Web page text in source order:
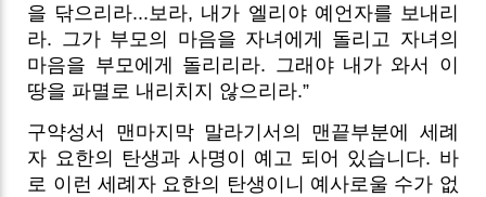
을 닦으리라...보라, 내가 엘리야 예언자를 보내리
라. 그가 부모의 마음을 자녀에게 돌리고 자녀의
마음을 부모에게 돌리리라. 그래야 내가 와서 이
땅을 파멸로 내리치지 않으리라.”
구약성서 맨마지막 말라기서의 맨끝부분에 세례
자 요한의 탄생과 사명이 예고 되어 있습니다. 바
로 이런 세례자 요한의 탄생이니 예사로울 수가 없